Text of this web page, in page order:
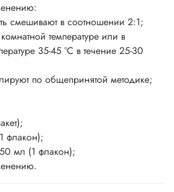
смешивают в соотношении 2:1;
температуре или в
35-45 °С в течение 25-30
по общепринятой методике;
флакон);
мл (1 флакон);